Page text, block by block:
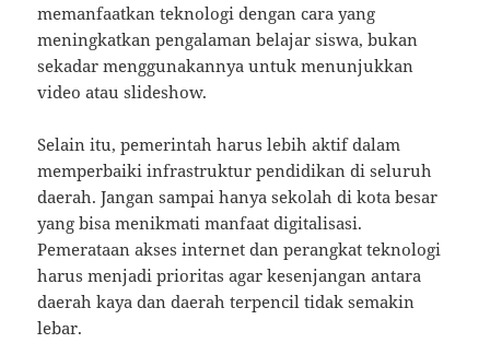
memanfaatkan teknologi dengan cara yang
meningkatkan pengalaman belajar siswa, bukan
sekadar menggunakannya untuk menunjukkan
video atau slideshow.
Selain itu, pemerintah harus lebih aktif dalam
memperbaiki infrastruktur pendidikan di seluruh
daerah. Jangan sampai hanya sekolah di kota besar
yang bisa menikmati manfaat digitalisasi.
Pemerataan akses internet dan perangkat teknologi
harus menjadi prioritas agar kesenjangan antara
daerah kaya dan daerah terpencil tidak semakin
lebar.